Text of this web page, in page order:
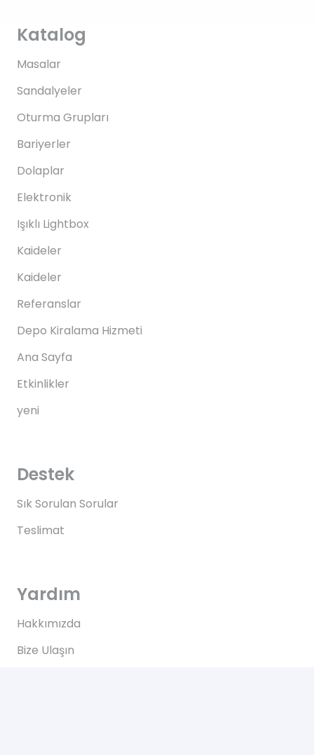
Katalog
Masalar
Sandalyeler
Oturma Grupları
Bariyerler
Dolaplar
Elektronik
Işıklı Lightbox
Kaideler
Kaideler
Referanslar
Depo Kiralama Hizmeti
Ana Sayfa
Etkinlikler
yeni
Destek
Sık Sorulan Sorular
Teslimat
Yardım
Hakkımızda
Bize Ulaşın